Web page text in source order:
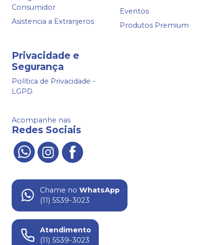
Consumidor
Asistencia a Extranjeros
Eventos
Produtos Premium
Privacidade e
Segurança
Política de Privacidade -
LGPD
Acompanhe nas
Redes Sociais
Chame no WhatsApp
(11) 5539-3023
Atendimento
(11) 5539-3023